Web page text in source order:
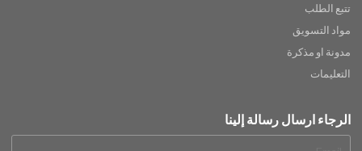
تتبع الطلب
مواد التسويق
مدونة او مذكرة
التعليمات
الرجاء ارسال رسالة إلينا